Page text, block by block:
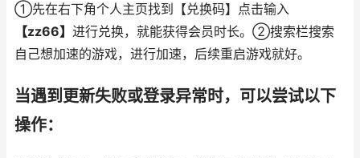
①先在右下角个人主页找到【兑换码】点击输入
【zz66】 进行兑换，就能获得会员时长。②搜索栏搜索
自己想加速的游戏，进行加速，后续重启游戏就好。
当遇到更新失败或登录异常时，可以尝试以下
操作：